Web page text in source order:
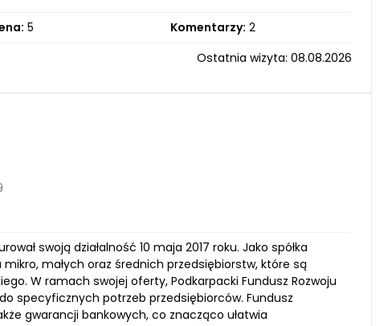
5 Komentarzy: 2
Ostatnia wizyta: 08.08.2026
swoją działalność 10 maja 2017 roku. Jako spółka
małych oraz średnich przedsiębiorstw, które są
W ramach swojej oferty, Podkarpacki Fundusz Rozwoju
specyficznych potrzeb przedsiębiorców. Fundusz
gwarancji bankowych, co znacząco ułatwia